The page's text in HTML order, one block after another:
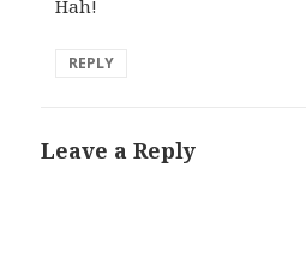
Hah!
REPLY
Leave a Reply